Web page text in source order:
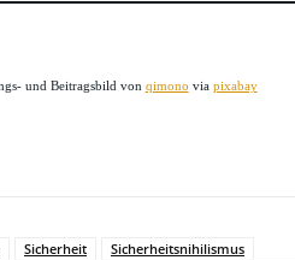
und Beitragsbild von qimono via pixabay
Sicherheit Sicherheitsnihilismus